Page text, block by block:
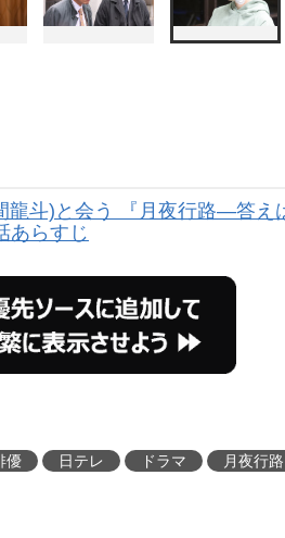
龍斗)と会う 『月夜行路―答え
あらすじ
優 日テレ ドラマ 月夜行路